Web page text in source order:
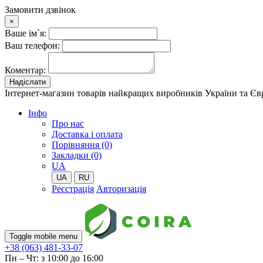
Замовити дзвінок
×
Ваше ім`я:
Ваш телефон:
Коментар:
Надіслати
Інтернет-магазин товарів найкращих виробників України та
Iнфо
Про нас
Доставка і оплата
Порівняння (0)
Закладки (0)
UA
UA RU
Реєстрація Авторизація
Toggle mobile menu
+38 (063) 481-33-07
Пн – Чт: з 10:00 до 16:00